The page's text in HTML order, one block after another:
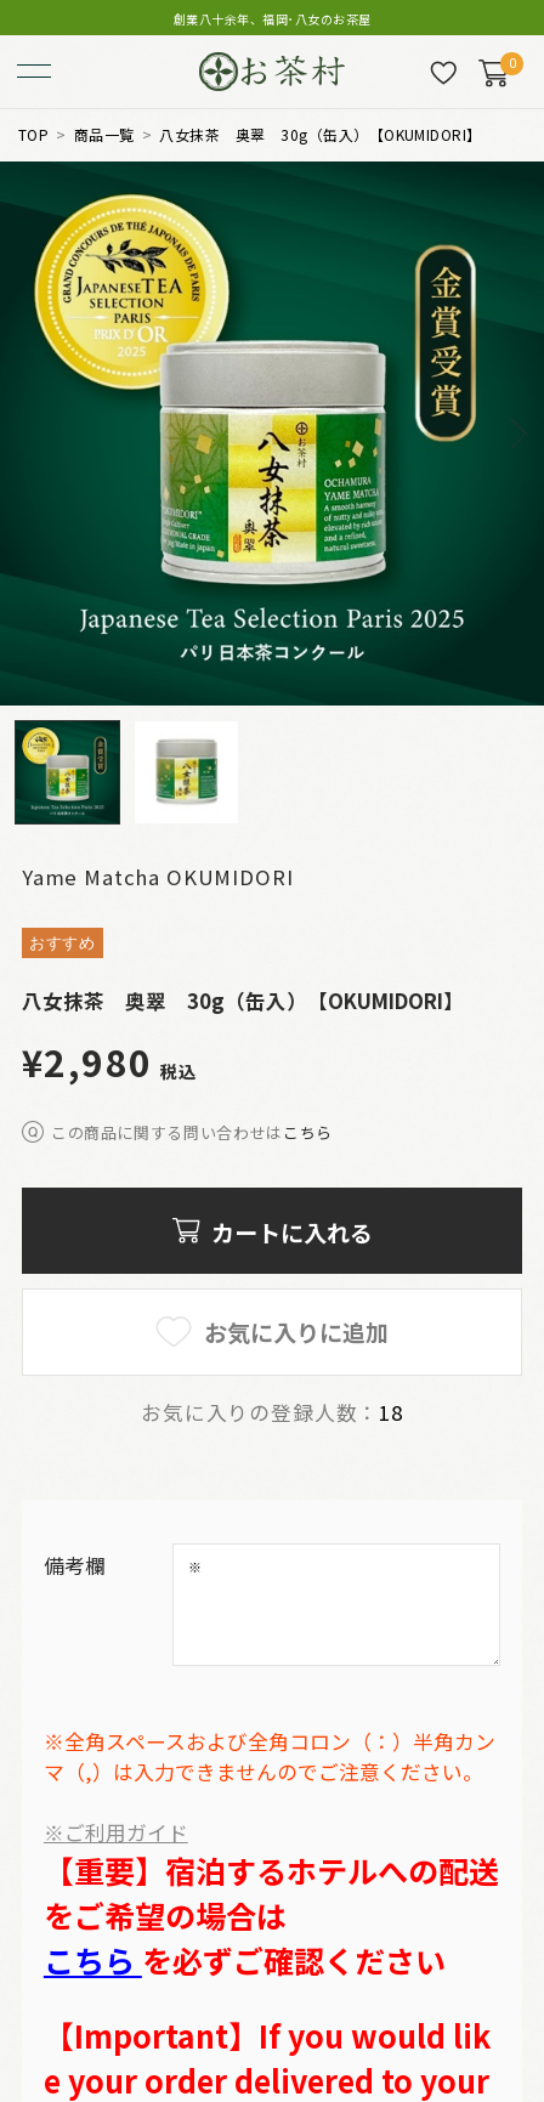
創業八十余年、福岡･八女のお茶屋
0
TOP 商品一覧 八女抹茶 奥翠 30g（缶入）【OKUMIDORI】
Yame Matcha OKUMIDORI
おすすめ
八女抹茶 奥翠 30g（缶入）【OKUMIDORI】
¥2,980 税込
この商品に関する問い合わせは こちら
カートに入れる
お気に入りに追加
お気に入りの登録人数： 18
備考欄
※全角スペースおよび全角コロン（：）半角カン
マ（,）は入力できませんのでご注意ください。
※ご利用ガイド
【重要】宿泊するホテルへの配送
をご希望の場合は
こちら を必ずご確認ください
【Important】If you would lik
e your order delivered to your